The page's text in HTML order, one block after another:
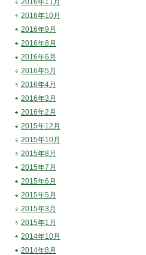
2016年11月
2016年10月
2016年9月
2016年8月
2016年6月
2016年5月
2016年4月
2016年3月
2016年2月
2015年12月
2015年10月
2015年8月
2015年7月
2015年6月
2015年5月
2015年3月
2015年1月
2014年10月
2014年8月